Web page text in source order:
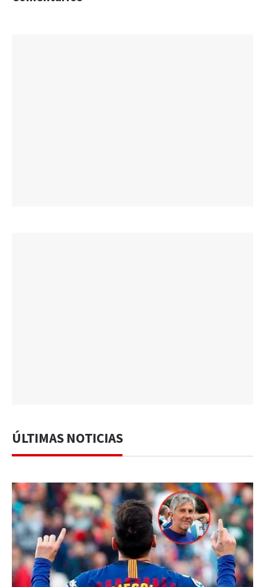
ÚLTIMAS NOTICIAS